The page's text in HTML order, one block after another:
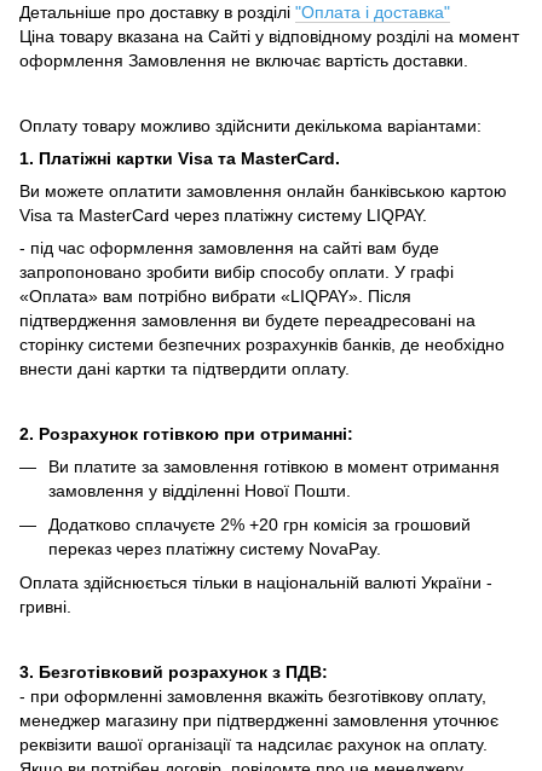
Детальніше про доставку в розділі "Оплата і доставка"
Ціна товару вказана на Сайті у відповідному розділі на момент
оформлення Замовлення не включає вартість доставки.
Оплату товару можливо здійснити декількома варіантами:
1. Платіжні картки Visa та MasterCard.
Ви можете оплатити замовлення онлайн банківською картою
Visa та MasterCard через платіжну систему LIQPAY.
- під час оформлення замовлення на сайті вам буде
запропоновано зробити вибір способу оплати. У графі
«Оплата» вам потрібно вибрати «LIQPAY». Після
підтвердження замовлення ви будете переадресовані на
сторінку системи безпечних розрахунків банків, де необхідно
внести дані картки та підтвердити оплату.
2. Розрахунок готівкою при отриманні:
Ви платите за замовлення готівкою в момент отримання
замовлення у відділенні Нової Пошти.
Додатково сплачуєте 2% +20 грн комісія за грошовий
переказ через платіжну систему NovaPay.
Оплата здійснюється тільки в національній валюті України -
гривні.
3. Безготівковий розрахунок з ПДВ:
- при оформленні замовлення вкажіть безготівкову оплату,
менеджер магазину при підтвердженні замовлення уточнює
реквізити вашої організації та надсилає рахунок на оплату.